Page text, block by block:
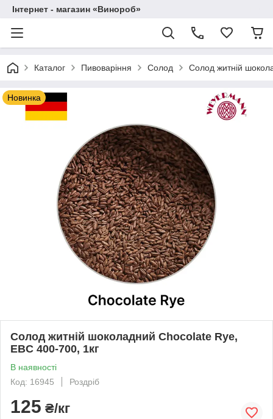
Інтернет - магазин «Винороб»
Каталог Пивоваріння Солод Солод житній
Новинка
Солод житній шоколадний Chocolate Rye,
EBC 400-700, 1кг
В наявності
Код: 16945
Роздріб
125 ₴/кг